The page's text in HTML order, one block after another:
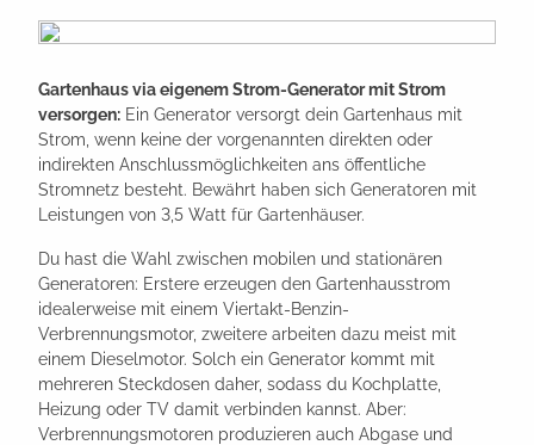
Gartenhaus via eigenem Strom-Generator mit Strom
versorgen: Ein Generator versorgt dein Gartenhaus mit
Strom, wenn keine der vorgenannten direkten oder
indirekten Anschlussmöglichkeiten ans öffentliche
Stromnetz besteht. Bewährt haben sich Generatoren mit
Leistungen von 3,5 Watt für Gartenhäuser.
Du hast die Wahl zwischen mobilen und stationären
Generatoren: Erstere erzeugen den Gartenhausstrom
idealerweise mit einem Viertakt-Benzin-
Verbrennungsmotor, zweitere arbeiten dazu meist mit
einem Dieselmotor. Solch ein Generator kommt mit
mehreren Steckdosen daher, sodass du Kochplatte,
Heizung oder TV damit verbinden kannst. Aber:
Verbrennungsmotoren produzieren auch Abgase und